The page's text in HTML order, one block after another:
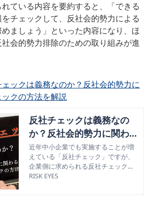
ている内容を要約すると、「できる
チェックして、反社会的勢力による
ましょう」といった内容になり、ほ
会的勢力排除のための取り組みが進
ェックは義務なのか？反社会的勢力に
クの方法を解説
反社チェックは義務なの
か？反社会的勢力に関わる
法令やチェックの方法を解
説
近年中小企業でも実施することが増
えている「反社チェック」ですが、
企業側に求められる反社チェックは
どこまで義務とされているのでしょ
RISK EYES